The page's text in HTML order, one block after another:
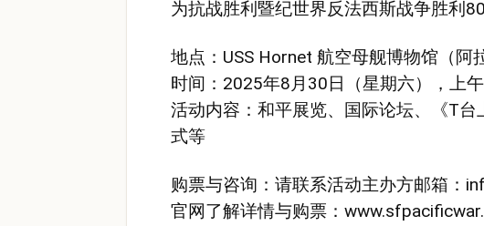
为抗战胜利暨纪世界反法西斯战争胜利
地点：USS Hornet 航空母舰博物馆（阿
时间：2025年8月30日（星期六），上
活动内容：和平展览、国际论坛、《T
式等
购票与咨询：请联系活动主办方邮箱：
官网了解详情与购票：